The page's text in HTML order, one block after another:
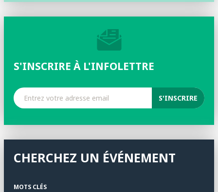
S'INSCRIRE À L'INFOLETTRE
CHERCHEZ UN ÉVÉNEMENT
MOTS CLÉS